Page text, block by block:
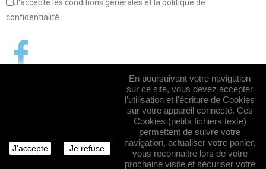
J'accepte les conditions générales et la politique de
confidentialité
J'accepte Je refuse
En poursuivant votre navigation
sur ce site, vous devez accepter
l’utilisation et l'écriture de Cookies
sur votre appareil connecté. Ces
Cookies (petits fichiers texte)
permettent de suivre votre
navigation, actualiser votre panier,
vous reconnaitre lors de votre
prochaine visite et sécuriser votre